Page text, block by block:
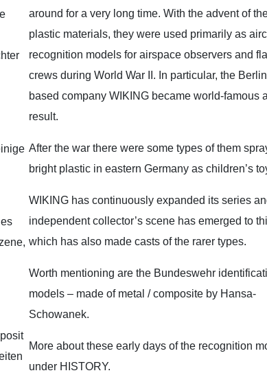
around for a very long time. With the advent of
plastic materials, they were used primarily as
recognition models for airspace observers and
crews during World War II. In particular, the
based company WIKING became world-famous
result.
After the war there were some types of them
bright plastic in eastern Germany as children’s
WIKING has continuously expanded its series
independent collector’s scene has emerged to
which has also made casts of the rarer types.
Worth mentioning are the Bundeswehr
models – made of metal / composite by Hansa-
Schowanek.
More about these early days of the recognition
under HISTORY.